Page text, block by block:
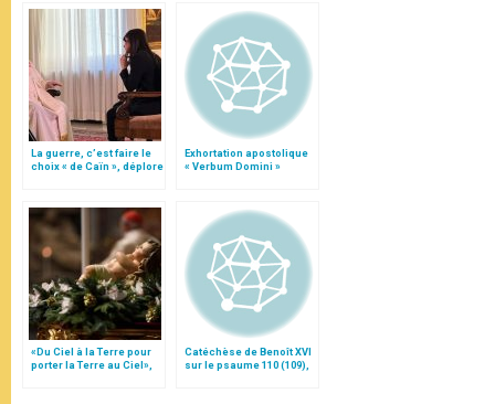
La guerre, c’est faire le
choix « de Caïn », déplore
Exhortation apostolique
« Verbum Domini »
«Du Ciel à la Terre pour
porter la Terre au Ciel»,
Catéchèse de Benoît XVI
sur le psaume 110 (109),